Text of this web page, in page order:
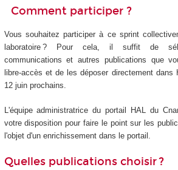
Comment participer ?
Vous souhaitez participer à ce sprint
laboratoire ? Pour cela, il suffit de
communications et autres publications que
libre-accès et de les déposer directement
12 juin prochains.
L'équipe administratrice du portail HAL du
votre disposition pour faire le point sur les
l'objet d'un enrichissement dans le portail.
Quelles publications choisir ?